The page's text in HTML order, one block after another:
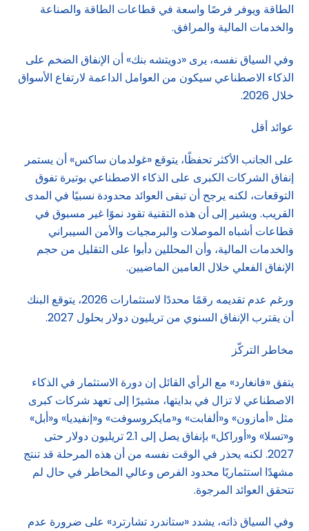
الطاقة ويوفر فرصًا واسعة في قطاعات الطاقة والصناعة
والخدمات المالية والمرافق.
وفي السياق نفسه، يرى «دويتشه بنك» أن الإنفاق الضخم على
الذكاء الاصطناعي سيكون من العوامل الداعمة لارتفاع الأسواق
خلال 2026.
عوائد أقل
على الجانب الأكثر تحفظًا، يتوقع «غولدمان ساكس» أن يستمر
إنفاق الشركات الكبرى على الذكاء الاصطناعي بوتيرة تفوق
التوقعات، لكنه يرجح أن تبقى العوائد محدودة نسبيًا في المدى
القريب. ويشير إلى أن هذه التقنية تقود نموًا غير مسبوق في
قطاعات أشباه الموصلات والبرمجيات والأمن السيبراني
والخدمات المالية، وأن المحللين دأبوا على التقليل من حجم
الإنفاق الفعلي خلال العامين الماضيين.
ورغم عدم تقديمه رقمًا محددًا لاستثمارات 2026، يتوقع البنك
أن يقترب الإنفاق السنوي من تريليون دولار بحلول 2027.
مخاطر التركّز
يتفق «فانغارد» مع الرأي القائل إن دورة الاستثمار في الذكاء
الاصطناعي لا تزال في بدايتها، مشيرًا إلى تعهد شركات كبرى
مثل «أمازون» و«ألفابت» و«مايكروسوفت» و«إنفيديا» و«أبل»
و«تسلا» و«أوراكل» بإنفاق يصل إلى 2.1 تريليون دولار حتى
2027. لكنه يحذر في الوقت نفسه من أن هذه المرحلة قد تنتج
مشهدًا استثماريًا محدود الفرص وعالي المخاطر في حال لم
تتحقق العوائد المرجوة.
وفي السياق ذاته، يشدد «ستاندرد تشارترد» على ضرورة عدم